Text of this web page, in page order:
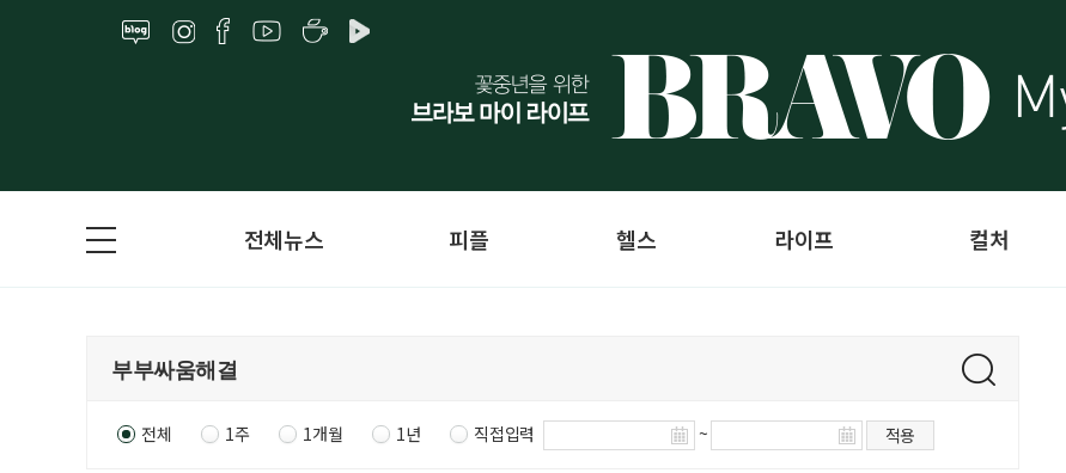
전체뉴스 피플 헬스 라이프 컬처
전체 1주 1개월 1년 직접입력 ~ 적용